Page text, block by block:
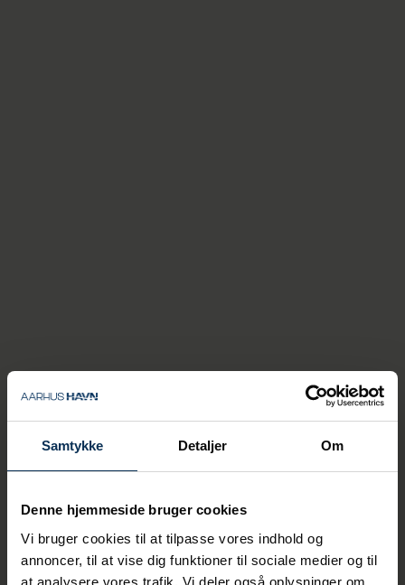
Samtykke Detaljer Om
Denne hjemmeside bruger cookies
Vi bruger cookies til at tilpasse vores indhold og
annoncer, til at vise dig funktioner til sociale medier og til
at analysere vores trafik. Vi deler også oplysninger om
Ship Waste Recycling
We aim to recycle a minimum of 90 percent
of the waste from ships calling at Port of